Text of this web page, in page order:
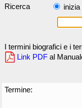
Ricerca inizia
I termini biografici e i
Link PDF al
Termine: